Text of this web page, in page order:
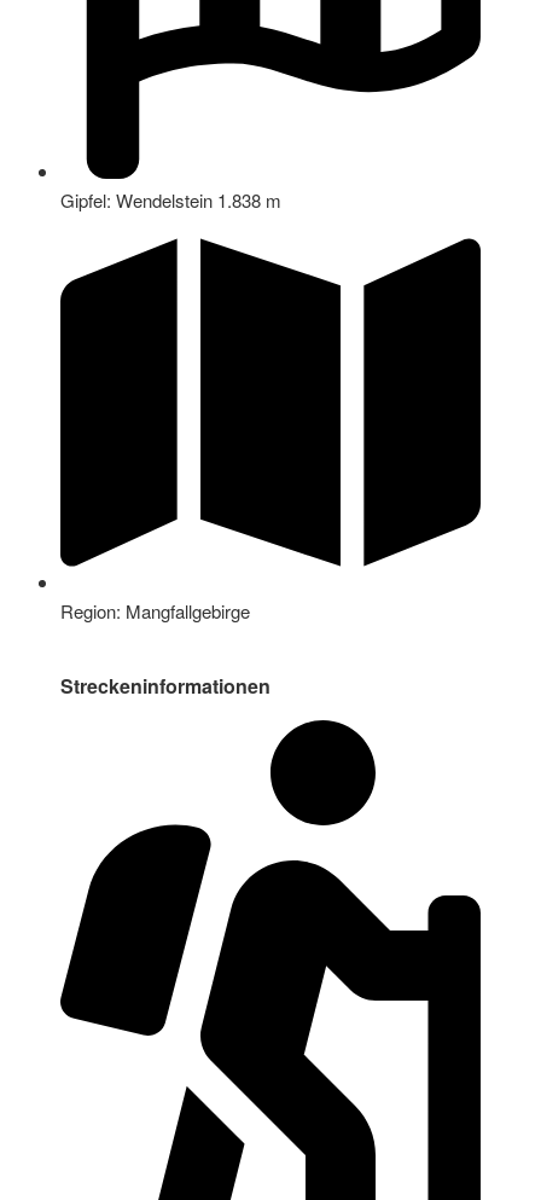
Gipfel: Wendelstein 1.838 m
Region: Mangfallgebirge
Streckeninformationen